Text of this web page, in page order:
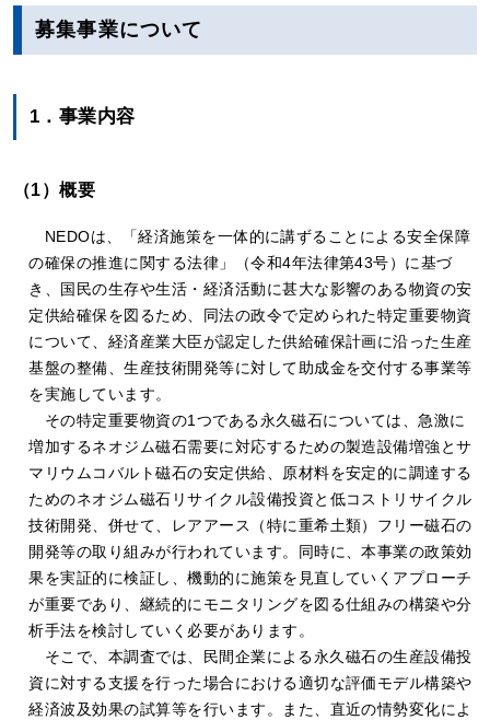
募集事業について
1．事業内容
（1）概要
NEDOは、「経済施策を一体的に講ずることによる安全保障
の確保の推進に関する法律」（令和4年法律第43号）に基づ
き、国民の生存や生活・経済活動に甚大な影響のある物資の安
定供給確保を図るため、同法の政令で定められた特定重要物資
について、経済産業大臣が認定した供給確保計画に沿った生産
基盤の整備、生産技術開発等に対して助成金を交付する事業等
を実施しています。
その特定重要物資の1つである永久磁石については、急激に
増加するネオジム磁石需要に対応するための製造設備増強とサ
マリウムコバルト磁石の安定供給、原材料を安定的に調達する
ためのネオジム磁石リサイクル設備投資と低コストリサイクル
技術開発、併せて、レアアース（特に重希土類）フリー磁石の
開発等の取り組みが行われています。同時に、本事業の政策効
果を実証的に検証し、機動的に施策を見直していくアプローチ
が重要であり、継続的にモニタリングを図る仕組みの構築や分
析手法を検討していく必要があります。
そこで、本調査では、民間企業による永久磁石の生産設備投
資に対する支援を行った場合における適切な評価モデル構築や
経済波及効果の試算等を行います。また、直近の情勢変化によ